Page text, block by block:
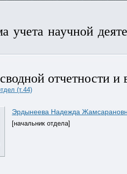
учета научной
отчетности и
(т.44)
Эрдынеева Надежда
[начальник отдела]